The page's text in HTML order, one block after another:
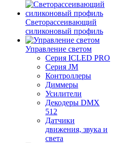
Светорассеивающий
силиконовый профиль
Управление светом
Серия ICLED PRO
Серия JM
Контроллеры
Диммеры
Усилители
Декодеры DMX
512
Датчики
движения, звука и
света